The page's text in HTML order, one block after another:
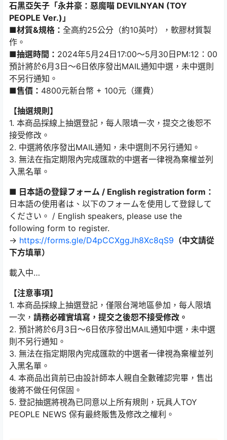
石黑亞矢子「永井豪：惡魔喵 DEVILNYAN (TOY
PEOPLE Ver.)」
■材質&規格： 全高約25公分（約10英吋），軟膠材質製
作。
■抽選時間： 2024年5月24日17:00～5月30日PM:12：00
預計將於6月3日～6日依序發出MAIL通知中選，未中選則
不另行通知。
■售價： 4800元新台幣 + 100元（運費）
【抽選規則】
1. 本商品採線上抽選登記，每人限填一次，提交之後恕不
接受修改。
2. 中選將依序發出MAIL通知，未中選則不另行通知。
3. 無法在指定期限內完成匯款的中選者一律視為棄權並列
入黑名單。
■ 日本語の登録フォーム / English registration form：
日本語の使用者は、以下のフォームを使用して登録して
ください。 / English speakers, please use the
following form to register.
→ https://forms.gle/D4pCCXggJh8Xc8qS9 （中文請從
下方填單）
載入中…
【注意事項】
1. 本商品採線上抽選登記，僅限台灣地區參加，每人限填
一次， 請務必確實填寫，提交之後恕不接受修改。
2. 預計將於6月3日～6日依序發出MAIL通知中選，未中選
則不另行通知。
3. 無法在指定期限內完成匯款的中選者一律視為棄權並列
入黑名單。
4. 本商品出貨前已由設計師本人親自全數確認完畢，售出
後將不做任何保固。
5. 登記抽選將視為已同意以上所有規則，玩具人TOY
PEOPLE NEWS 保有最終販售及修改之權利。